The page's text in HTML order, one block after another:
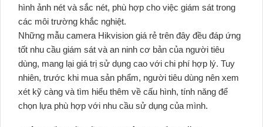
hình ảnh nét và sắc nét, phù hợp cho việc giám sát trong
các môi trường khắc nghiệt.
Những mẫu camera Hikvision giá rẻ trên đây đều đáp ứng
tốt nhu cầu giám sát và an ninh cơ bản của người tiêu
dùng, mang lại giá trị sử dụng cao với chi phí hợp lý. Tuy
nhiên, trước khi mua sản phẩm, người tiêu dùng nên xem
xét kỹ càng và tìm hiểu thêm về cấu hình, tính năng để
chọn lựa phù hợp với nhu cầu sử dụng của mình.